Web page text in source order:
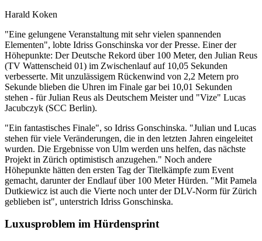
Harald Koken
"Eine gelungene Veranstaltung mit sehr vielen spannenden
Elementen", lobte Idriss Gonschinska vor der Presse. Einer der
Höhepunkte: Der Deutsche Rekord über 100 Meter, den Julian Reus
(TV Wattenscheid 01) im Zwischenlauf auf 10,05 Sekunden
verbesserte. Mit unzulässigem Rückenwind von 2,2 Metern pro
Sekunde blieben die Uhren im Finale gar bei 10,01 Sekunden
stehen - für Julian Reus als Deutschem Meister und "Vize" Lucas
Jacubczyk (SCC Berlin).
"Ein fantastisches Finale", so Idriss Gonschinska. "Julian und Lucas
stehen für viele Veränderungen, die in den letzten Jahren eingeleitet
wurden. Die Ergebnisse von Ulm werden uns helfen, das nächste
Projekt in Zürich optimistisch anzugehen." Noch andere
Höhepunkte hätten den ersten Tag der Titelkämpfe zum Event
gemacht, darunter der Endlauf über 100 Meter Hürden. "Mit Pamela
Dutkiewicz ist auch die Vierte noch unter der DLV-Norm für Zürich
geblieben ist", unterstrich Idriss Gonschinska.
Luxusproblem im Hürdensprint